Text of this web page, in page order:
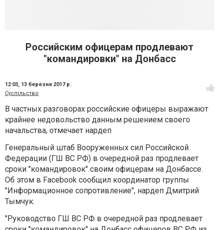
Российским офицерам продлевают
"командировки" на Донбасс
12:03, 13 березня 2017 р.
Суспільство
В частных разговорах российские офицеры выражают
крайнее недовольство данным решением своего
начальства, отмечает нардеп
Генеральный штаб Вооруженных сил Российской
Федерации (ГШ ВС РФ) в очередной раз продлевает
сроки "командировок" своим офицерам на Донбассе.
Об этом в Facebook сообщил координатор группы
"Информационное сопротивление", нардеп Дмитрий
Тымчук.
"Руководство ГШ ВС РФ в очередной раз продлевает